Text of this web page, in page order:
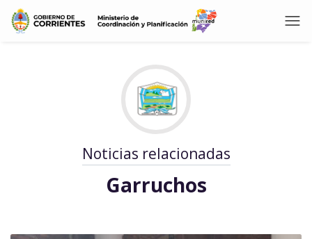
Noticias relacionadas
Garruchos